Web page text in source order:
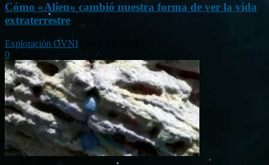
Cómo «Alien» cambió nuestra forma de ver la vida
extraterrestre
Exploración OVNI
0